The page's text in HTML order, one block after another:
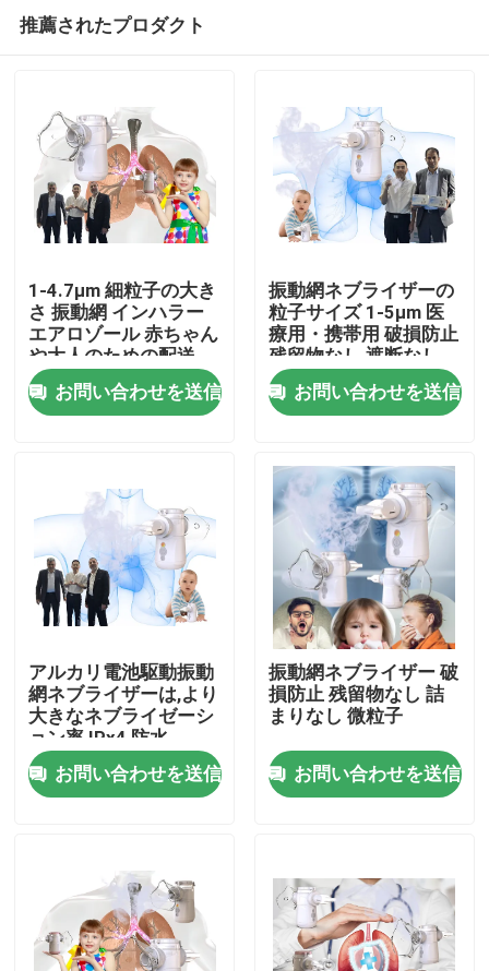
家
プロダクト
工場旅行
品質管理
接触米国
ニュース
携帯用網の噴霧器
網の噴霧器機械
推薦されたプロダクト
1-4.7μm 細粒子の大き
さ 振動網 インハラー
エアロゾール 赤ちゃん
や大人のための配送
お問い合わせを送信
振動網ネブライザーの
粒子サイズ 1-5μm 医
療用・携帯用 破損防止
残留物なし 遮断なし
お問い合わせを送信
アルカリ電池駆動振動
網ネブライザーは,より
大きなネブライゼーシ
ョン率 IPx4 防水
お問い合わせを送信
振動網ネブライザー 破
損防止 残留物なし 詰
まりなし 微粒子
お問い合わせを送信